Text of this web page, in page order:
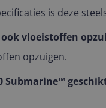
is deze
vloeistoffen
opzuigen.
Submarine™